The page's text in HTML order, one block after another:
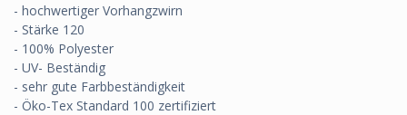
- hochwertiger Vorhangzwirn
- Stärke 120
- 100% Polyester
- UV- Beständig
- sehr gute Farbbeständigkeit
- Öko-Tex Standard 100 zertifiziert